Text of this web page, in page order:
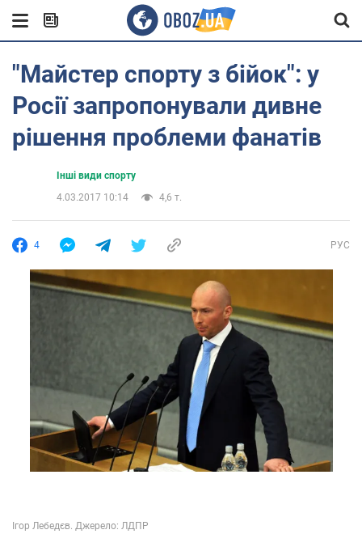
"Майстер спорту з бійок": у
Росії запропонували дивне
рішення проблеми фанатів
Інші види спорту
4.03.2017 10:14
4,6 т.
4 РУС